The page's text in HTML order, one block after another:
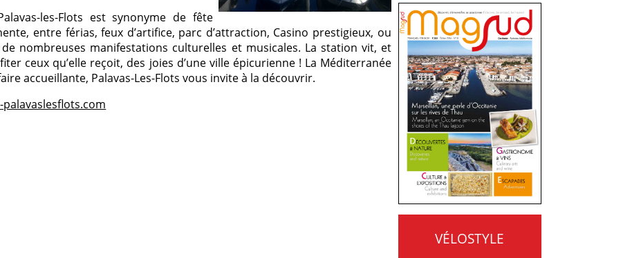
les-Flots est synonyme de fête
entre férias, feux d’artifice, parc d’attraction, Casino prestigieux, ou
nombreuses manifestations culturelles et musicales. La station vit, et
ceux qu’elle reçoit, des joies d’une ville épicurienne ! La Méditerranée
accueillante, Palavas-Les-Flots vous invite à la découvrir.
palavaslesflots.com
VÉLOSTYLE